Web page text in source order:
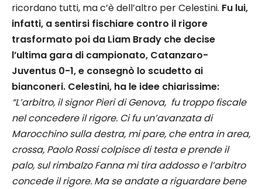
ricordano tutti, ma c’è dell’altro per Celestini. Fu lui,
infatti, a sentirsi fischiare contro il rigore
trasformato poi da Liam Brady che decise
l’ultima gara di campionato, Catanzaro-
Juventus 0-1, e consegnò lo scudetto ai
bianconeri. Celestini, ha le idee chiarissime:
“L’arbitro, il signor Pieri di Genova, fu troppo fiscale
nel concedere il rigore. Ci fu un’avanzata di
Marocchino sulla destra, mi pare, che entra in area,
crossa, Paolo Rossi colpisce di testa e prende il
palo, sul rimbalzo Fanna mi tira addosso e l’arbitro
concede il rigore. Ma se andate a riguardare bene